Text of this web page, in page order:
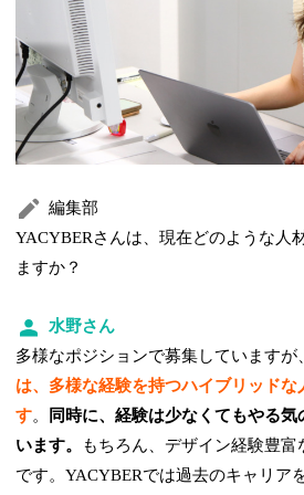
編集部
YACYBERさんは、現在どのような人
ますか？
水野さん
多様なポジションで募集していますが
は、多様な経験を持つハイブリッドな
す。
同時に、経験は少なくてもやる
います。
もちろん、デザイン経験豊富
です。YACYBERでは過去のキャリア